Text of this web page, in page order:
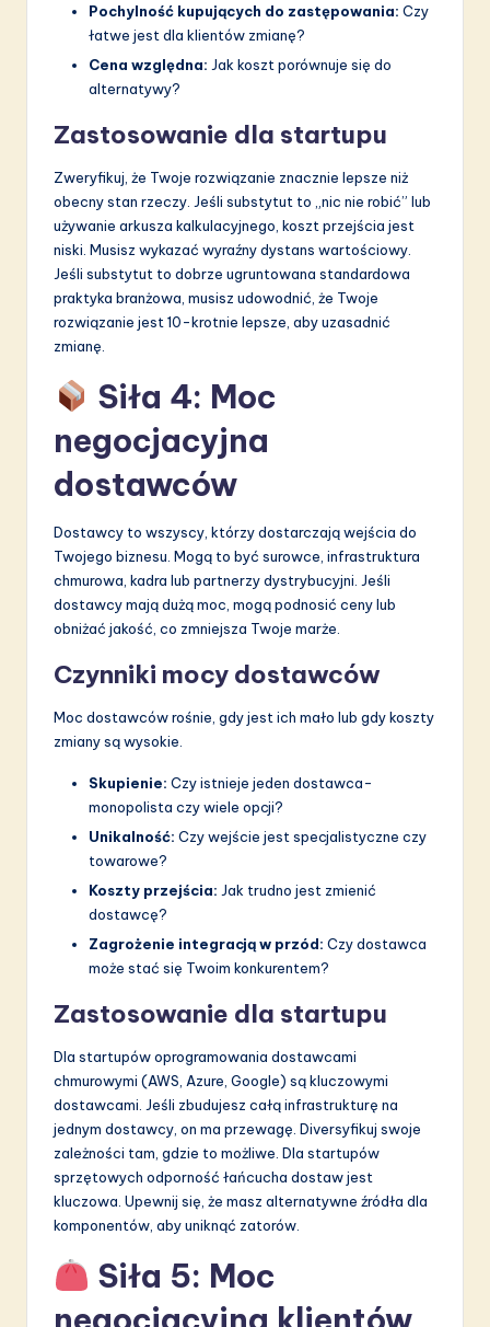
Pochylność kupujących do zastępowania: Czy
łatwe jest dla klientów zmianę?
Cena względna: Jak koszt porównuje się do
alternatywy?
Zastosowanie dla startupu
Zweryfikuj, że Twoje rozwiązanie znacznie lepsze niż
obecny stan rzeczy. Jeśli substytut to „nic nie robić” lub
używanie arkusza kalkulacyjnego, koszt przejścia jest
niski. Musisz wykazać wyraźny dystans wartościowy.
Jeśli substytut to dobrze ugruntowana standardowa
praktyka branżowa, musisz udowodnić, że Twoje
rozwiązanie jest 10-krotnie lepsze, aby uzasadnić
zmianę.
Siła 4: Moc
negocjacyjna
dostawców
Dostawcy to wszyscy, którzy dostarczają wejścia do
Twojego biznesu. Mogą to być surowce, infrastruktura
chmurowa, kadra lub partnerzy dystrybucyjni. Jeśli
dostawcy mają dużą moc, mogą podnosić ceny lub
obniżać jakość, co zmniejsza Twoje marże.
Czynniki mocy dostawców
Moc dostawców rośnie, gdy jest ich mało lub gdy koszty
zmiany są wysokie.
Skupienie: Czy istnieje jeden dostawca-
monopolista czy wiele opcji?
Unikalność: Czy wejście jest specjalistyczne czy
towarowe?
Koszty przejścia: Jak trudno jest zmienić
dostawcę?
Zagrożenie integracją w przód: Czy dostawca
może stać się Twoim konkurentem?
Zastosowanie dla startupu
Dla startupów oprogramowania dostawcami
chmurowymi (AWS, Azure, Google) są kluczowymi
dostawcami. Jeśli zbudujesz całą infrastrukturę na
jednym dostawcy, on ma przewagę. Diversyfikuj swoje
zależności tam, gdzie to możliwe. Dla startupów
sprzętowych odporność łańcucha dostaw jest
kluczowa. Upewnij się, że masz alternatywne źródła dla
komponentów, aby uniknąć zatorów.
Siła 5: Moc